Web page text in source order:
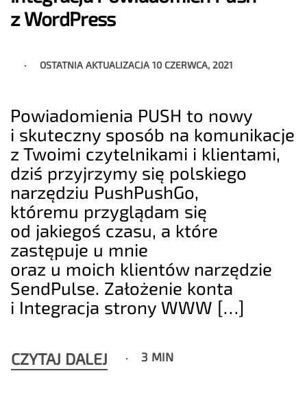
z WordPress
OSTATNIA AKTUALIZACJA10 CZERWCA, 2021
Powiadomienia PUSH to nowy
i skuteczny sposób na komunikacje
z Twoimi czytelnikami i klientami,
dziś przyjrzymy się polskiego
narzędziu PushPushGo,
któremu przyglądam się
od jakiegoś czasu, a które
zastępuje u mnie
oraz u moich klientów narzędzie
SendPulse. Założenie konta
i Integracja strony WWW […]
CZYTAJ DALEJ 3 MIN